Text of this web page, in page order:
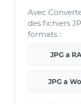
Avec
des fichiers
formats :
JPG a
JPG a